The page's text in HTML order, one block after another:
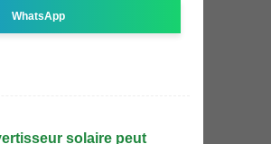
WhatsApp
solaire peut